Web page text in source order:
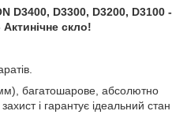
D3400, D3300, D3200, D3100 -
Актинічне скло!
багатошарове, абсолютно
і гарантує ідеальний стан